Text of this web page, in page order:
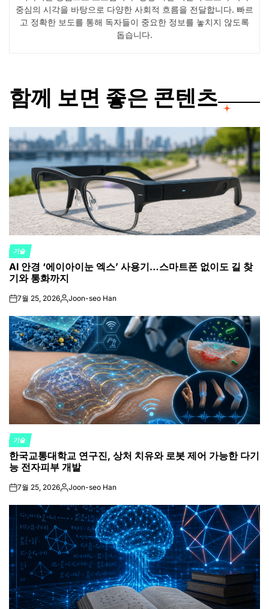
중심의 시각을 바탕으로 다양한 사회적 흐름을 전달합니다. 빠르
고 정확한 보도를 통해 독자들이 중요한 정보를 놓치지 않도록
돕습니다.
함께 보면 좋은 콘텐츠
POSTED
IN
기술
AI 안경 ‘에이아이눈 엑스’ 사용기…스마트폰 없이도 길 찾
기와 통화까지
on7월 25, 2026Posted
Joon-seo Han
POSTED
IN
기술
한국교통대학교 연구진, 상처 치유와 로봇 제어 가능한 다기
능 전자피부 개발
on7월 25, 2026Posted
Joon-seo Han